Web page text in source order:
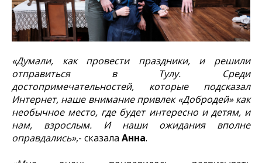
«Думали, как провести праздники, и решили
отправиться в Тулу. Среди
достопримечательностей, которые подсказал
Интернет, наше внимание привлек «Добродей» как
необычное место, где будет интересно и детям, и
нам, взрослым. И наши ожидания вполне
оправдались»,- сказала Анна.